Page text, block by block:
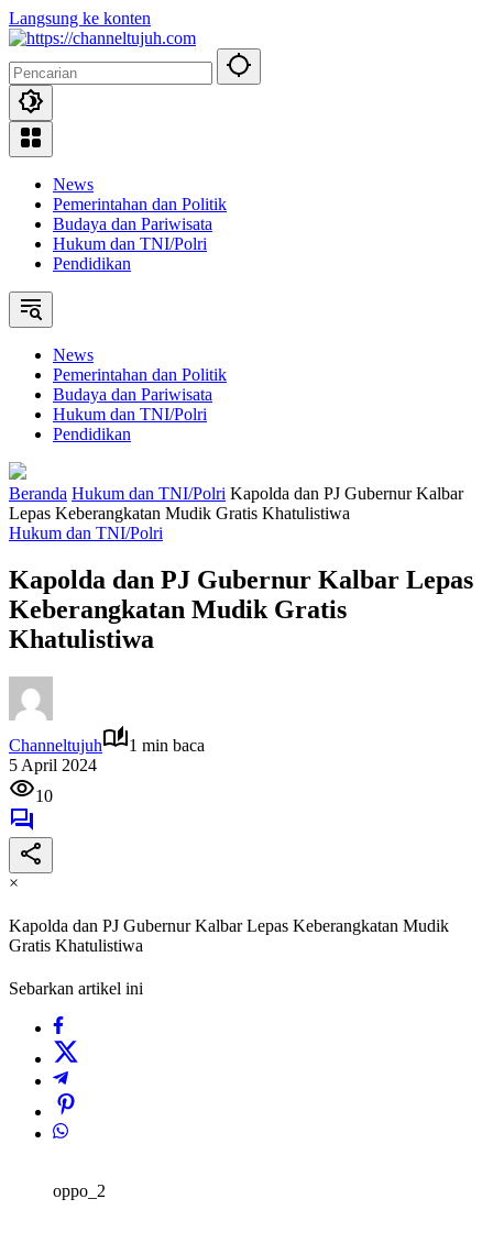
Langsung ke konten
News
Pemerintahan dan Politik
Budaya dan Pariwisata
Hukum dan TNI/Polri
Pendidikan
News
Pemerintahan dan Politik
Budaya dan Pariwisata
Hukum dan TNI/Polri
Pendidikan
Beranda Hukum dan TNI/Polri Kapolda dan PJ Gubernur Kalbar
Lepas Keberangkatan Mudik Gratis Khatulistiwa
Hukum dan TNI/Polri
Kapolda dan PJ Gubernur Kalbar Lepas
Keberangkatan Mudik Gratis
Khatulistiwa
Channeltujuh
1 min baca
5 April 2024
10
×
Kapolda dan PJ Gubernur Kalbar Lepas Keberangkatan Mudik
Gratis Khatulistiwa
Sebarkan artikel ini
oppo_2